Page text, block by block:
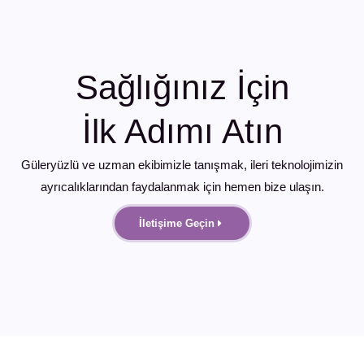
Sağlığınız İçin
İlk Adımı Atın
Güleryüzlü ve uzman ekibimizle tanışmak, ileri teknolojimizin
ayrıcalıklarından faydalanmak için hemen bize ulaşın.
İletişime Geçin